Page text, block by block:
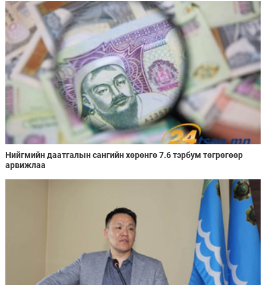
Нийгмийн даатгалын сангийн хөрөнгө 7.6 тэрбум төгрөгөөр
арвижлаа